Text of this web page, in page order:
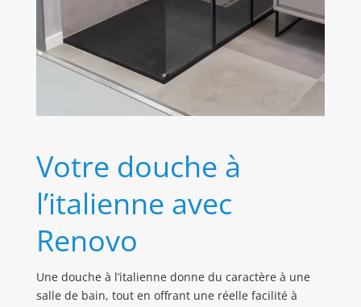
Votre douche à
l’italienne avec
Renovo
Une douche à l’italienne donne du caractère à une
salle de bain, tout en offrant une réelle facilité à